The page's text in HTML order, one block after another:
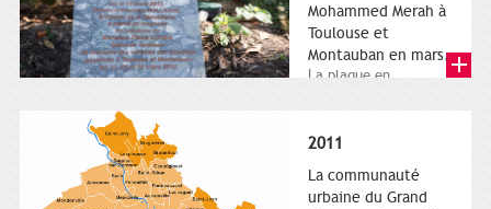
Mohammed Merah à
Toulouse et
Montauban en mars.
La plaque en
Charles-de-Gaulle.
2011
La communauté
urbaine du Grand